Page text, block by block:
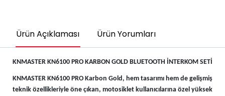
Ürün Açıklaması Ürün Yorumları
KNMASTER KN6100 PRO KARBON GOLD BLUETOOTH İNTERKOM SETİ
KNMASTER KN6100 PRO Karbon Gold, hem tasarımı hem de gelişmiş
teknik özellikleriyle öne çıkan, motosiklet kullanıcılarına özel yüksek